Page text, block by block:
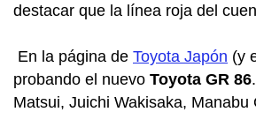
destacar que la línea roja del
En la página de Toyota Japón (y
probando el nuevo Toyota GR 86
Matsui, Juichi Wakisaka, Manabu